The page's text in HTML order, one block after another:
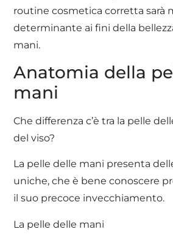
routine cosmetica corretta sarà
determinante ai fini della
mani.
Anatomia della
mani
Che differenza c’è tra la pelle
del viso?
La pelle delle mani presenta
uniche, che è bene conoscere
il suo precoce invecchiamento.
La pelle delle mani